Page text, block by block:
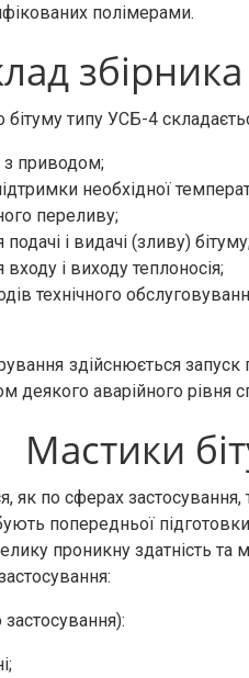
полімерами.
типу УСБ-4
з приводом;
необхідної
переливу;
і видачі (зливу)
і виходу теплоносія;
технічного
здійснюється запуск
деякого аварійного рівня
Мастики
як по сферах застосування,
попередньої
проникну здатність та